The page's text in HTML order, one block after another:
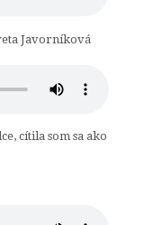
Javorníková
cítila som sa ako